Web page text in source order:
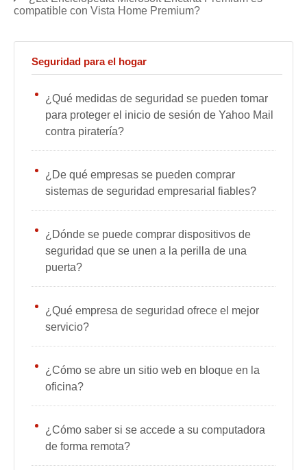
compatible con Vista Home Premium?
Seguridad para el hogar
¿Qué medidas de seguridad se pueden tomar
para proteger el inicio de sesión de Yahoo Mail
contra piratería?
¿De qué empresas se pueden comprar
sistemas de seguridad empresarial fiables?
¿Dónde se puede comprar dispositivos de
seguridad que se unen a la perilla de una
puerta?
¿Qué empresa de seguridad ofrece el mejor
servicio?
¿Cómo se abre un sitio web en bloque en la
oficina?
¿Cómo saber si se accede a su computadora
de forma remota?